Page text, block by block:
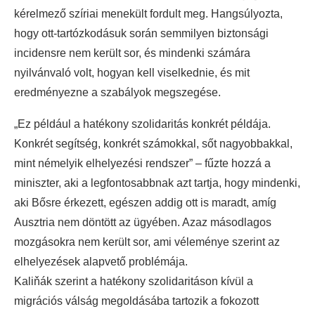
kérelmező szíriai menekült fordult meg. Hangsúlyozta,
hogy ott-tartózkodásuk során semmilyen biztonsági
incidensre nem került sor, és mindenki számára
nyilvánvaló volt, hogyan kell viselkednie, és mit
eredményezne a szabályok megszegése.
„Ez például a hatékony szolidaritás konkrét példája.
Konkrét segítség, konkrét számokkal, sőt nagyobbakkal,
mint némelyik elhelyezési rendszer” – fűzte hozzá a
miniszter, aki a legfontosabbnak azt tartja, hogy mindenki,
aki Bősre érkezett, egészen addig ott is maradt, amíg
Ausztria nem döntött az ügyében. Azaz másodlagos
mozgásokra nem került sor, ami véleménye szerint az
elhelyezések alapvető problémája.
Kaliňák szerint a hatékony szolidaritáson kívül a
migrációs válság megoldásába tartozik a fokozott